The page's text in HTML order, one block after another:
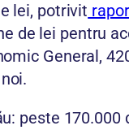
lei, potrivit
de lei pentru
General,
peste 170.000